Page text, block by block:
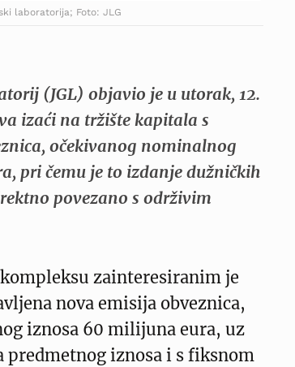
laboratorija; Foto: JLG
(JGL) objavio je u utorak, 12.
izaći na tržište kapitala s
očekivanog nominalnog
pri čemu je to izdanje dužničkih
povezano s održivim
kompleksu zainteresiranim je
nova emisija obveznica,
iznosa 60 milijuna eura, uz
predmetnog iznosa i s fiksnom